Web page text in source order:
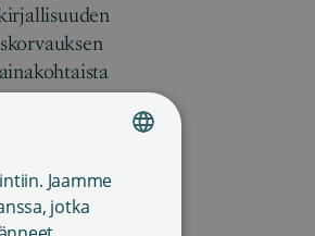
FINNISH
Jaamme
jotka